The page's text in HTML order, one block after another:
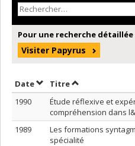
Pour une recherche détaillée
Visiter Papyrus
DateTrier par date en ordre
TitreTrier par titre
1990
Étude réflexive et
compréhension dans
1989
Les formations
spécialité